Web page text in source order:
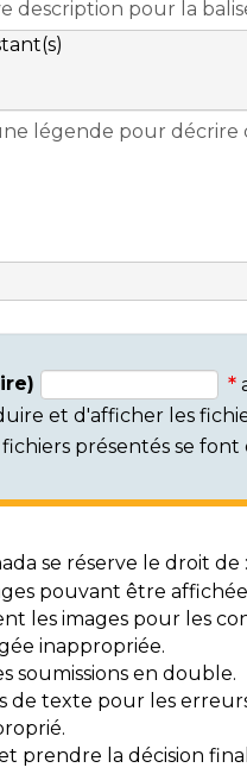
et d'afficher les
présentés se
se réserve le droit de :
pouvant être
les images pour les
inappropriée.
soumissions en double.
de texte pour les
prendre la décision